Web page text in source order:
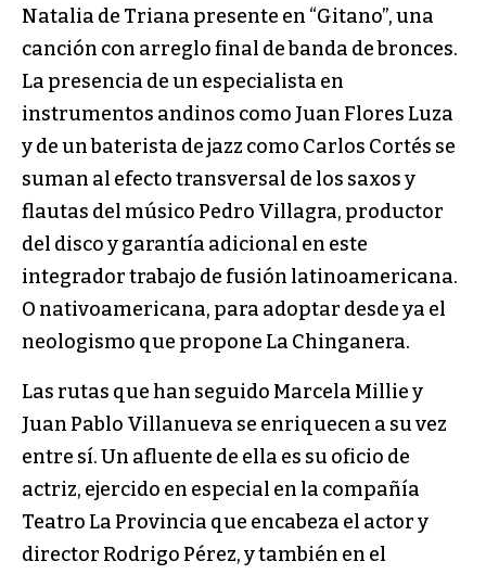
Natalia de Triana presente en “Gitano”, una
canción con arreglo final de banda de bronces.
La presencia de un especialista en
instrumentos andinos como Juan Flores Luza
y de un baterista de jazz como Carlos Cortés se
suman al efecto transversal de los saxos y
flautas del músico Pedro Villagra, productor
del disco y garantía adicional en este
integrador trabajo de fusión latinoamericana.
O nativoamericana, para adoptar desde ya el
neologismo que propone La Chinganera.
Las rutas que han seguido Marcela Millie y
Juan Pablo Villanueva se enriquecen a su vez
entre sí. Un afluente de ella es su oficio de
actriz, ejercido en especial en la compañía
Teatro La Provincia que encabeza el actor y
director Rodrigo Pérez, y también en el